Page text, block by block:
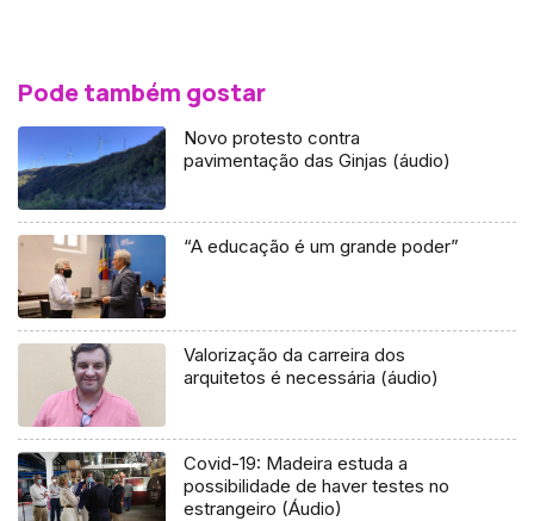
Pode também gostar
Novo protesto contra
pavimentação das Ginjas (áudio)
“A educação é um grande poder”
Valorização da carreira dos
arquitetos é necessária (áudio)
Covid-19: Madeira estuda a
possibilidade de haver testes no
estrangeiro (Áudio)